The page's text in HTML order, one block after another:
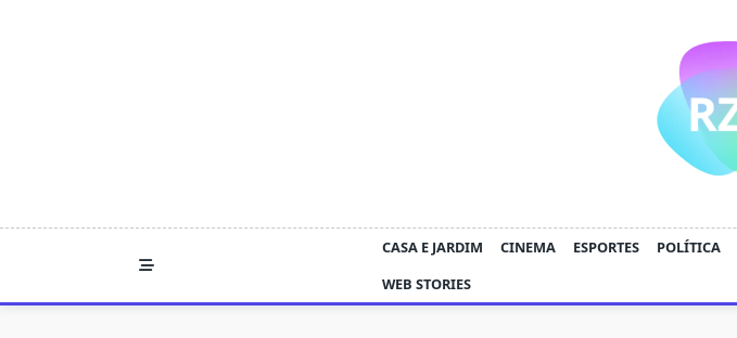
CASA E JARDIM CINEMA ESPORTES POLÍTICA
WEB STORIES